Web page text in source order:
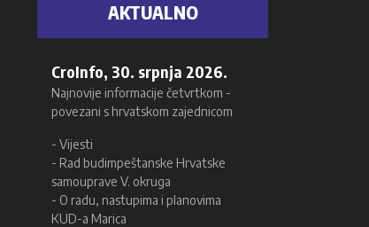
AKTUALNO
CroInfo, 30. srpnja 2026.
Najnovije informacije četvrtkom -
povezani s hrvatskom zajednicom
- Vijesti
- Rad budimpeštanske Hrvatske
samouprave V. okruga
- O radu, nastupima i planovima
KUD-a Marica